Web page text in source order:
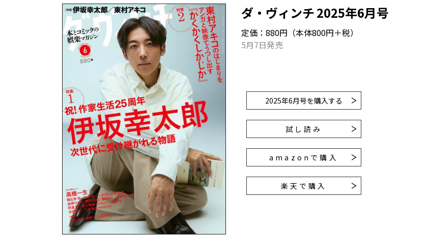
ダ・ヴィンチ2025年6月号
定価：880円（本体800円＋税）
5月7日発売
2025年6月号を購入する
試し読み
amazonで購入
楽天で購入